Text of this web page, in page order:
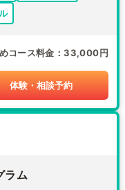
コース料金 33,000円
体験・相談予約
ラム